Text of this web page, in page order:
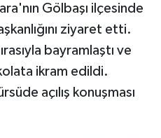
Gölbaşı ilçesinde
ziyaret etti.
bayramlaştı ve
ikram edildi.
açılış konuşması